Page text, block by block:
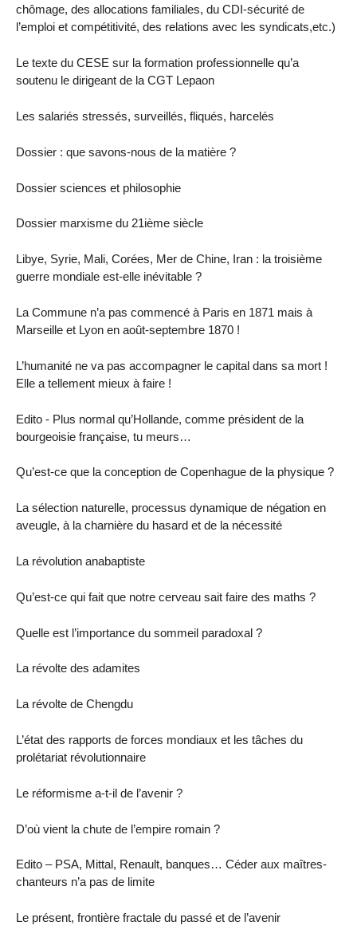
chômage, des allocations familiales, du CDI-sécurité de
l’emploi et compétitivité, des relations avec les syndicats,etc.)
Le texte du CESE sur la formation professionnelle qu’a
soutenu le dirigeant de la CGT Lepaon
Les salariés stressés, surveillés, fliqués, harcelés
Dossier : que savons-nous de la matière ?
Dossier sciences et philosophie
Dossier marxisme du 21ième siècle
Libye, Syrie, Mali, Corées, Mer de Chine, Iran : la troisième
guerre mondiale est-elle inévitable ?
La Commune n’a pas commencé à Paris en 1871 mais à
Marseille et Lyon en août-septembre 1870 !
L’humanité ne va pas accompagner le capital dans sa mort !
Elle a tellement mieux à faire !
Edito - Plus normal qu’Hollande, comme président de la
bourgeoisie française, tu meurs…
Qu’est-ce que la conception de Copenhague de la physique ?
La sélection naturelle, processus dynamique de négation en
aveugle, à la charnière du hasard et de la nécessité
La révolution anabaptiste
Qu’est-ce qui fait que notre cerveau sait faire des maths ?
Quelle est l’importance du sommeil paradoxal ?
La révolte des adamites
La révolte de Chengdu
L’état des rapports de forces mondiaux et les tâches du
prolétariat révolutionnaire
Le réformisme a-t-il de l’avenir ?
D’où vient la chute de l’empire romain ?
Edito – PSA, Mittal, Renault, banques… Céder aux maîtres-
chanteurs n’a pas de limite
Le présent, frontière fractale du passé et de l’avenir